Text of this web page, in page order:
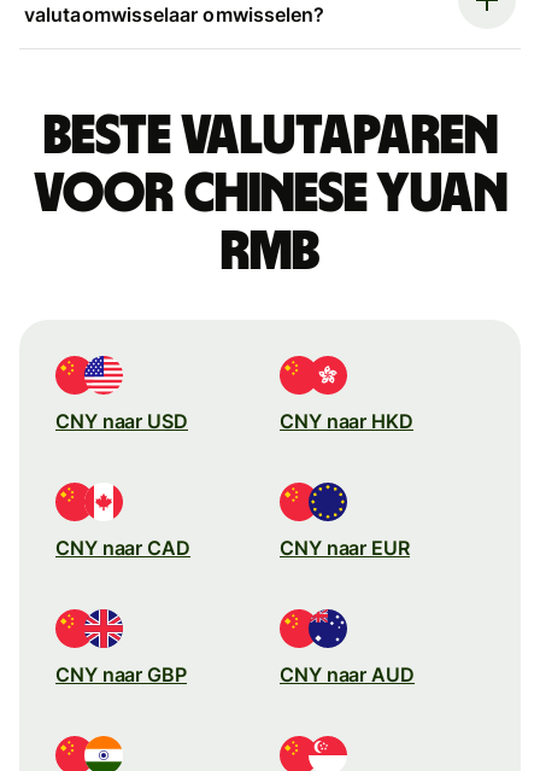
valutaomwisselaar omwisselen?
Beste valutaparen
voor Chinese yuan
rmb
CNY naar USD CNY naar HKD
CNY naar CAD CNY naar EUR
CNY naar GBP CNY naar AUD